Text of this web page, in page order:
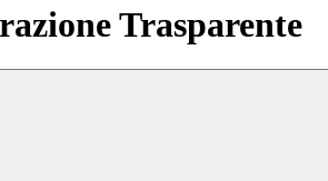
Trasparente